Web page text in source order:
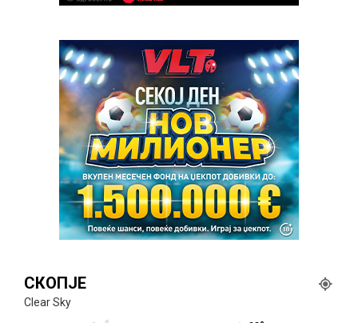
СКОПЈЕ
Clear Sky